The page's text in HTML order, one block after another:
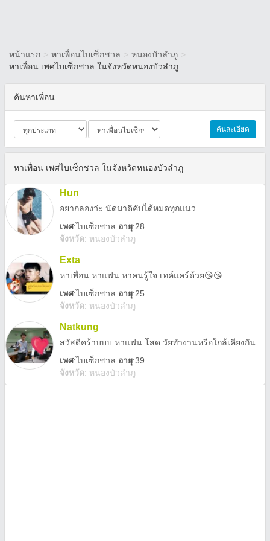
หน้าแรก > หาเพื่อนไบเซ็กชวล > หนองบัวลำภู >
หาเพื่อน เพศไบเซ็กชวล ในจังหวัดหนองบัวลำภู
ค้นหาเพื่อน
ค้นละเอียด
หาเพื่อน เพศไบเซ็กชวล ในจังหวัดหนองบัวลำภู
Hun
อยากลองว่ะ นัดมาดิคับได้หมดทุกแนว
เพศ:ไบเซ็กชวล อายุ:28
จังหวัด: หนองบัวลำภู
Exta
หาเพื่อน หาแฟน หาคนรู้ใจ เทค์แคร์ด้วย😘😘
เพศ:ไบเซ็กชวล อายุ:25
จังหวัด: หนองบัวลำภู
Natkung
เพศ:ไบเซ็กชวล อายุ:39
จังหวัด: หนองบัวลำภู